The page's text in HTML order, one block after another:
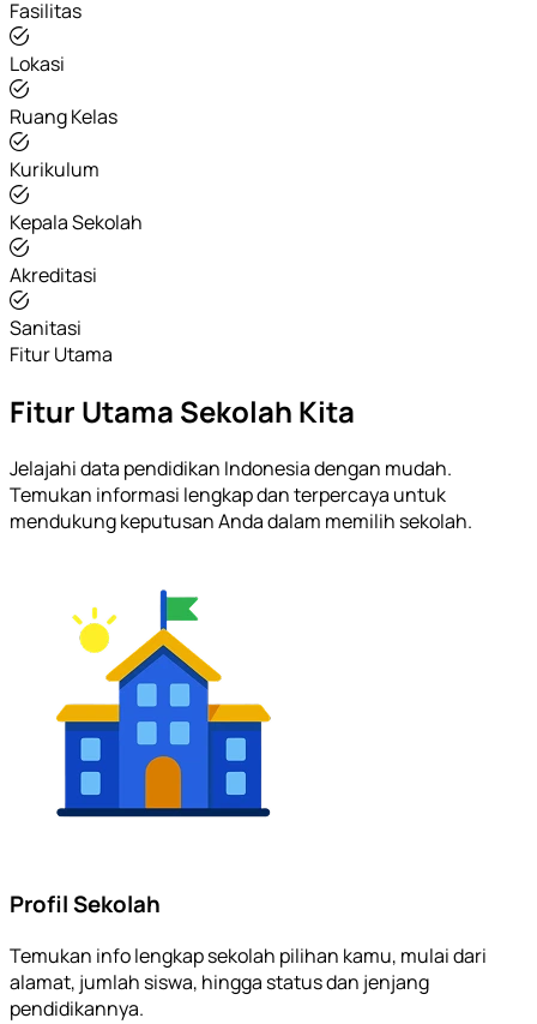
Fasilitas
Lokasi
Ruang Kelas
Kurikulum
Kepala Sekolah
Akreditasi
Sanitasi
Fitur Utama
Fitur Utama Sekolah Kita
Jelajahi data pendidikan Indonesia dengan mudah.
Temukan informasi lengkap dan terpercaya untuk
mendukung keputusan Anda dalam memilih sekolah.
Profil Sekolah
Temukan info lengkap sekolah pilihan kamu, mulai dari
alamat, jumlah siswa, hingga status dan jenjang
pendidikannya.